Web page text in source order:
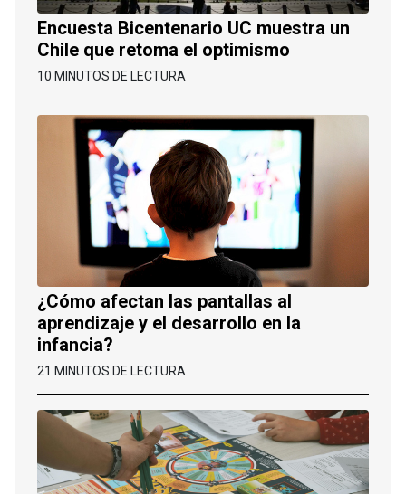
Encuesta Bicentenario UC muestra un
Chile que retoma el optimismo
10 MINUTOS DE LECTURA
¿Cómo afectan las pantallas al
aprendizaje y el desarrollo en la
infancia?
21 MINUTOS DE LECTURA